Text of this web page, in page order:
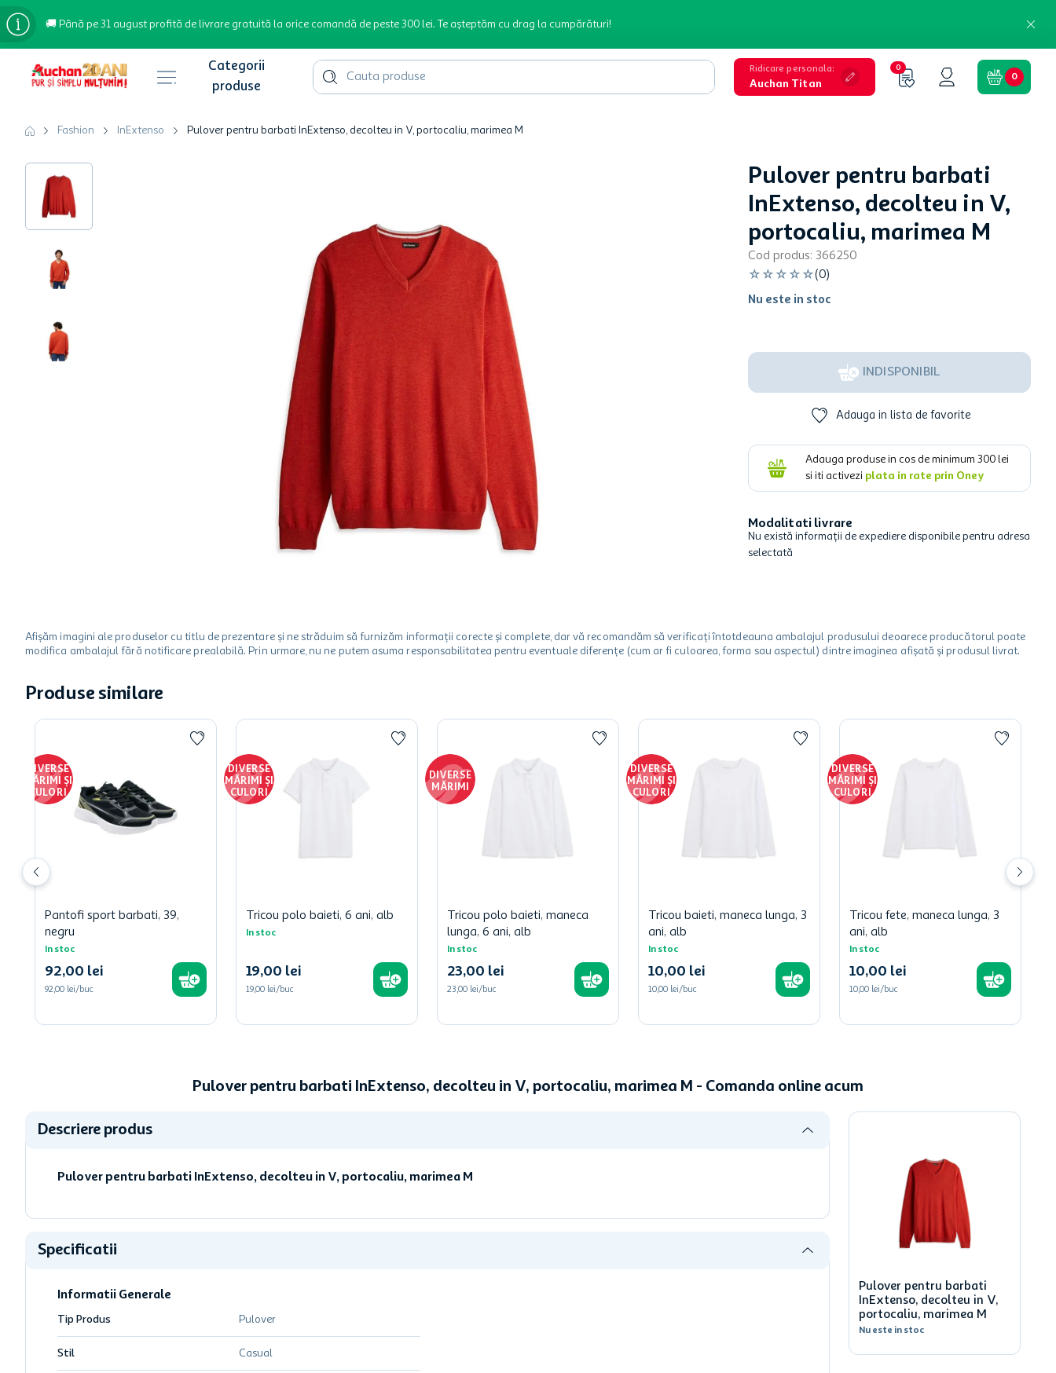
🚚 Până pe 31 august profită de livrare gratuită la orice comandă de peste 300 lei. Te așteptăm cu drag la cumpărături!
Cauta produse Ridicare personala:
Auchan Titan
0
0
Fashion InExtenso Pulover pentru barbati InExtenso, decolteu in V, portocaliu, marimea M
Pulover pentru barbati
InExtenso, decolteu in V,
portocaliu, marimea M
Cod produs: 366250
☆ ☆ ☆ ☆ ☆(0)
Nu este in stoc
INDISPONIBIL
Adauga in lista de favorite
Adauga produse in cos de minimum 300 lei
si iti activezi plata in rate prin Oney
Modalitati livrare
Nu există informații de expediere disponibile pentru adresa
selectată
Afișăm imagini ale produselor cu titlu de prezentare și ne străduim să furnizăm informații corecte și complete, dar vă recomandăm să verificați întotdeauna ambalajul produsului deoarece producătorul poate
modifica ambalajul fără notificare prealabilă. Prin urmare, nu ne putem asuma responsabilitatea pentru eventuale diferențe (cum ar fi culoarea, forma sau aspectul) dintre imaginea afișată și produsul livrat.
Produse similare
DIVERSE
MĂRIMI ȘI
CULORI
Pantofi sport barbati, 39,
negru
In stoc
92,00 lei
92,00 lei/buc
DIVERSE
MĂRIMI ȘI
CULORI
Tricou polo baieti, 6 ani, alb
In stoc
19,00 lei
19,00 lei/buc
DIVERSE
MĂRIMI
Tricou polo baieti, maneca
lunga, 6 ani, alb
In stoc
23,00 lei
23,00 lei/buc
DIVERSE
MĂRIMI ȘI
CULORI
Tricou baieti, maneca lunga, 3
ani, alb
In stoc
10,00 lei
10,00 lei/buc
DIVERSE
MĂRIMI ȘI
CULORI
Tricou fete, maneca lunga, 3
ani, alb
In stoc
10,00 lei
10,00 lei/buc
Pulover pentru barbati InExtenso, decolteu in V, portocaliu, marimea M - Comanda online acum
Descriere produs
Pulover pentru barbati InExtenso, decolteu in V, portocaliu, marimea M
Specificatii
Informatii Generale
Tip Produs Pulover
Stil Casual
Pulover pentru barbati
InExtenso, decolteu in V,
portocaliu, marimea M
Nu este in stoc